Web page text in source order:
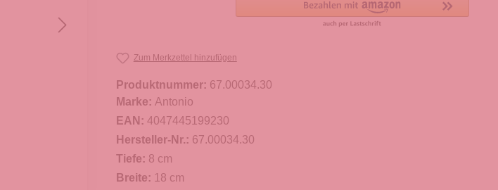
Zum Merkzettel hinzufügen
Produktnummer: 67.00034.30
Marke: Antonio
EAN: 4047445199230
Hersteller-Nr.: 67.00034.30
Tiefe: 8 cm
Breite: 18 cm